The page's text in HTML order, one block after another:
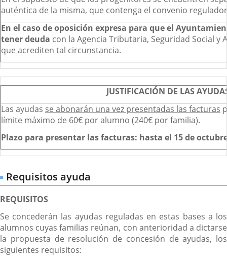
auténtica de la misma, que contenga el convenio
En el caso de oposición expresa para que el
tener deuda con la Agencia Tributaria, Seguridad Social
que acrediten tal circunstancia.
JUSTIFICACIÓN DE LAS
Las ayudas se abonarán una vez presentadas las facturas
límite máximo de 60€ por alumno (240€ por familia).
Plazo para presentar las facturas: hasta el 15 de
Requisitos ayuda
REQUISITOS
Se concederán las ayudas reguladas en estas bases a los
alumnos cuyas familias reúnan, con anterioridad a dictarse
la propuesta de resolución de concesión de ayudas, los
siguientes requisitos: